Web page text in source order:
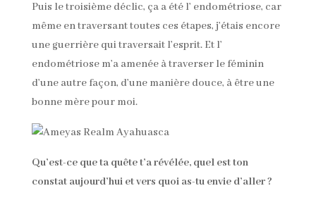
Puis le troisième déclic, ça a été l’ endométriose, car
même en traversant toutes ces étapes, j’étais encore
une guerrière qui traversait l’esprit. Et l’
endométriose m’a amenée à traverser le féminin
d’une autre façon, d’une manière douce, à être une
bonne mère pour moi.
Qu’est-ce que ta quête t’a révélée, quel est ton
constat aujourd’hui et vers quoi as-tu envie d’aller ?